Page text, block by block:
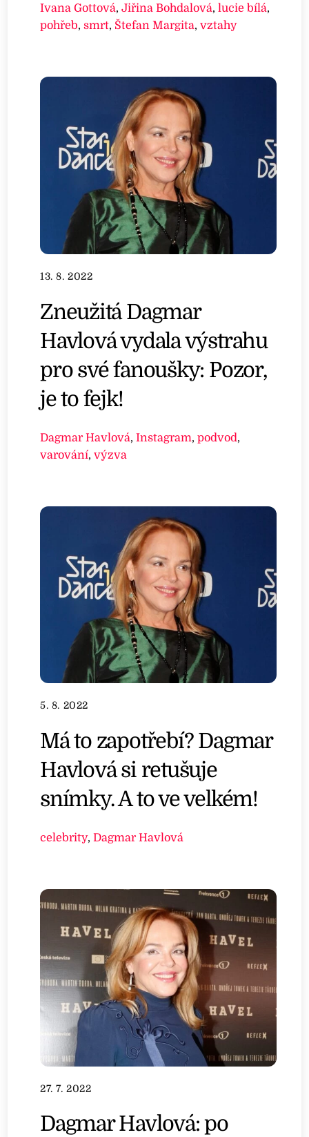
Ivana Gottová,Jiřina Bohdalová,lucie bílá,
pohřeb,smrt, Štefan Margita,vztahy
13. 8. 2022
Zneužitá Dagmar
Havlová vydala výstrahu
pro své fanoušky: Pozor,
je to fejk!
Dagmar Havlová,Instagram,podvod,
varování,výzva
5. 8. 2022
Má to zapotřebí? Dagmar
Havlová si retušuje
snímky. A to ve velkém!
celebrity,Dagmar Havlová
27. 7. 2022
Dagmar Havlová: po